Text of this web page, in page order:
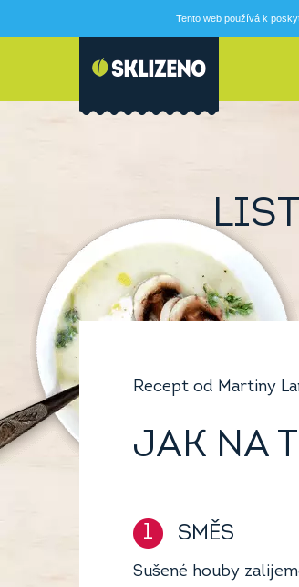
Recept od Martiny
JAK NA
1 SMĚS
Sušené houby
Tento web používá k